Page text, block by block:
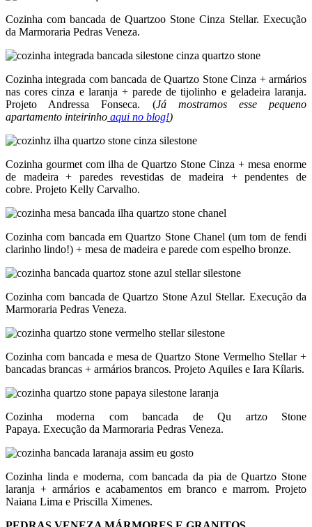
Cozinha com bancada de Quartzoo Stone Cinza Stellar. Execução
da Marmoraria Pedras Veneza.
Cozinha integrada com bancada de Quartzo Stone Cinza + armários
nas cores cinza e laranja + parede de tijolinho e geladeira laranja.
Projeto Andressa Fonseca. (Já mostramos esse pequeno
apartamento inteirinho aqui no blog!)
Cozinha gourmet com ilha de Quartzo Stone Cinza + mesa enorme
de madeira + paredes revestidas de madeira + pendentes de
cobre. Projeto Kelly Carvalho.
Cozinha com bancada em Quartzo Stone Chanel (um tom de fendi
clarinho lindo!) + mesa de madeira e parede com espelho bronze.
Cozinha com bancada de Quartzo Stone Azul Stellar. Execução da
Marmoraria Pedras Veneza.
Cozinha com bancada e mesa de Quartzo Stone Vermelho Stellar +
bancadas brancas + armários brancos. Projeto Aquiles e Iara Kílaris.
Cozinha moderna com bancada de Qu artzo Stone
Papaya. Execução da Marmoraria Pedras Veneza.
Cozinha linda e moderna, com bancada da pia de Quartzo Stone
laranja + armários e acabamentos em branco e marrom. Projeto
Naiana Lima e Priscilla Ximenes.